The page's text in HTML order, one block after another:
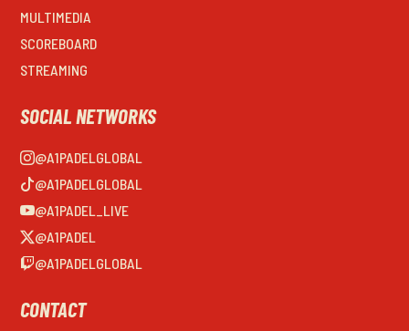
MULTIMEDIA
SCOREBOARD
STREAMING
SOCIAL NETWORKS
@A1PADELGLOBAL
@A1PADELGLOBAL
@A1PADEL_LIVE
@A1PADEL
@A1PADELGLOBAL
CONTACT